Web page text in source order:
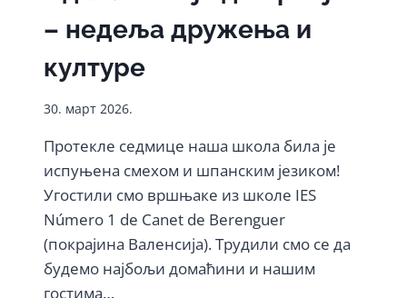
НА
ЕНГЛЕСКОМ
ЈЕЗИКУ!
– недеља дружења и
културе
30. март 2026.
Протекле седмице наша школа била је
испуњена смехом и шпанским језиком!
Угостили смо вршњаке из школе IES
Número 1 de Canet de Berenguer
(покрајина Валенсија). Трудили смо се да
будемо најбољи домаћини и нашим
гостима…